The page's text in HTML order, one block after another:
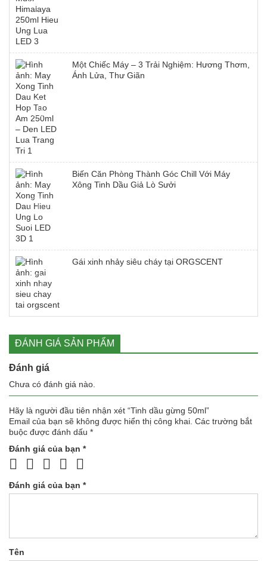
Một Chiếc Máy – 3 Trải Nghiệm: Hương Thơm,
Ánh Lửa, Thư Giãn
Biến Căn Phòng Thành Góc Chill Với Máy
Xông Tinh Dầu Giả Lò Sưởi
Gái xinh nhảy siêu cháy tại ORGSCENT
ĐÁNH GIÁ SẢN PHẨM
Đánh giá
Chưa có đánh giá nào.
Hãy là người đầu tiên nhận xét “Tinh dầu gừng 50ml”
Email của bạn sẽ không được hiển thị công khai. Các trường bắt
buộc được đánh dấu *
Đánh giá của bạn *
Đánh giá của bạn *
Tên